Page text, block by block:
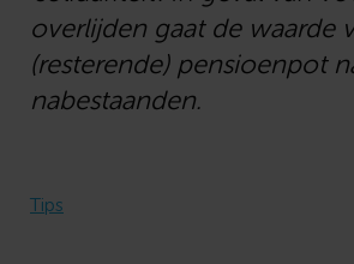
overlijden gaat de waarde
(resterende) pensioenpot
nabestaanden.
Tips